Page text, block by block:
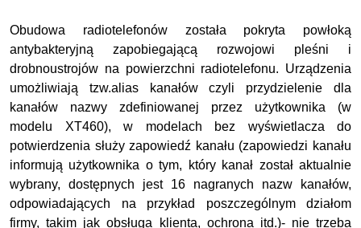
Obudowa radiotelefonów została pokryta powłoką
antybakteryjną zapobiegającą rozwojowi pleśni i
drobnoustrojów na powierzchni radiotelefonu. Urządzenia
umożliwiają tzw.alias kanałów czyli przydzielenie dla
kanałów nazwy zdefiniowanej przez użytkownika (w
modelu XT460), w modelach bez wyświetlacza do
potwierdzenia służy zapowiedź kanału (zapowiedzi kanału
informują użytkownika o tym, który kanał został aktualnie
wybrany, dostępnych jest 16 nagranych nazw kanałów,
odpowiadających na przykład poszczególnym działom
firmy, takim jak obsługa klienta, ochrona itd.)- nie trzeba